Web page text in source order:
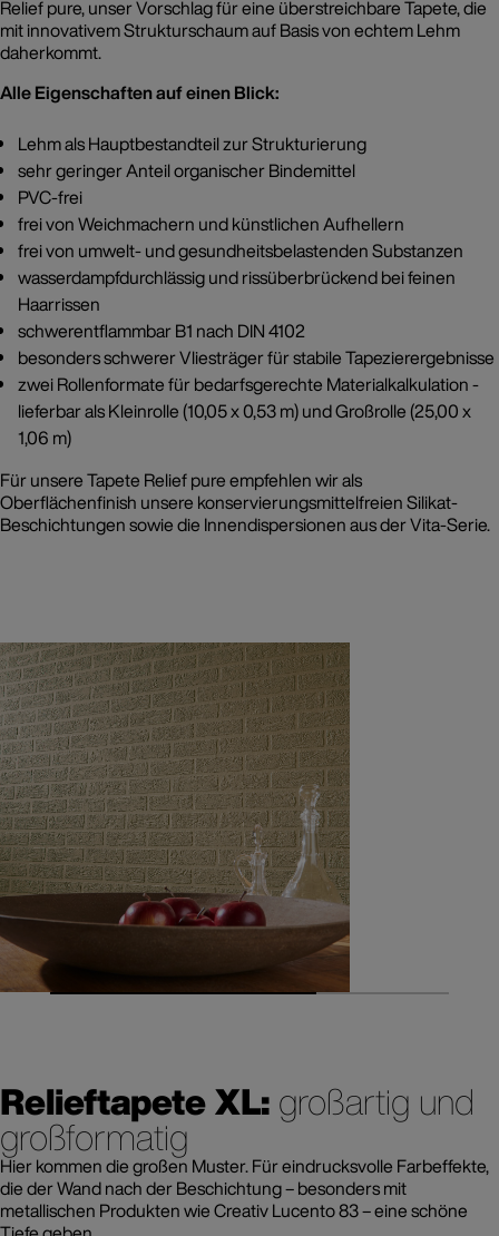
Relief pure, unser Vorschlag für eine überstreichbare Tapete, die
mit innovativem Strukturschaum auf Basis von echtem Lehm
daherkommt.
Alle Eigenschaften auf einen Blick:
Lehm als Hauptbestandteil zur Strukturierung
sehr geringer Anteil organischer Bindemittel
PVC-frei
frei von Weichmachern und künstlichen Aufhellern
frei von umwelt- und gesundheitsbelastenden Substanzen
wasserdampfdurchlässig und rissüberbrückend bei feinen
Haarrissen
schwerentflammbar B1 nach DIN 4102
besonders schwerer Vliesträger für stabile Tapezierergebnisse
zwei Rollenformate für bedarfsgerechte Materialkalkulation -
lieferbar als Kleinrolle (10,05 x 0,53 m) und Großrolle (25,00 x
1,06 m)
Für unsere Tapete Relief pure empfehlen wir als
Oberflächenfinish unsere konservierungsmittelfreien Silikat-
Beschichtungen sowie die Innendispersionen aus der Vita-Serie.
Relieftapete XL:großartig und
großformatig
Hier kommen die großen Muster. Für eindrucksvolle Farbeffekte,
die der Wand nach der Beschichtung – besonders mit
metallischen Produkten wie Creativ Lucento 83 – eine schöne